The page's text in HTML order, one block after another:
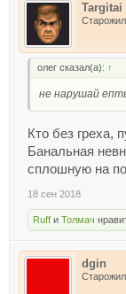
Targitai
Старожил
олег сказал(а): ↑
не нарушай
Кто без греха,
Банальная
сплошную на
18 сен 2018
Ruff и Толмач
dgin
Старожил